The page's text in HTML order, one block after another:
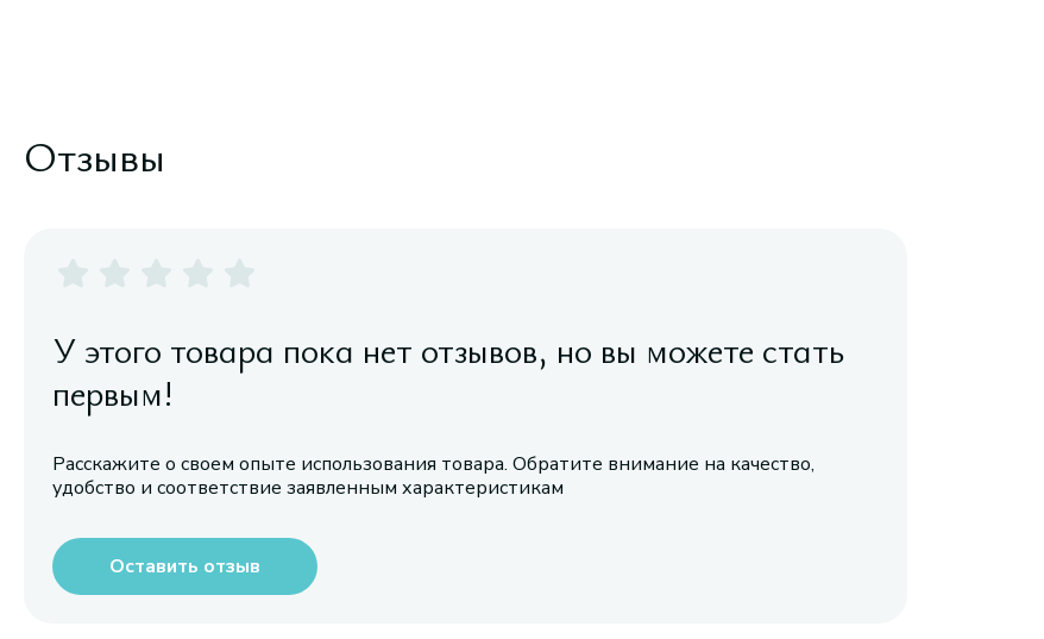
Отзывы
У этого товара пока нет отзывов, но вы можете стать
первым!
Расскажите о своем опыте использования товара. Обратите внимание на качество,
удобство и соответствие заявленным характеристикам
Оставить отзыв